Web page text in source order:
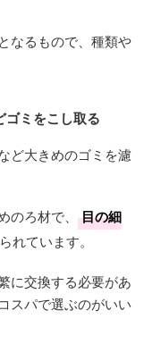
なるもので、種類や
ゴミをこし取る
ど大きめのゴミを濾
ろ材で、
目の細
れています。
に交換する必要があ
スパで選ぶのがいい